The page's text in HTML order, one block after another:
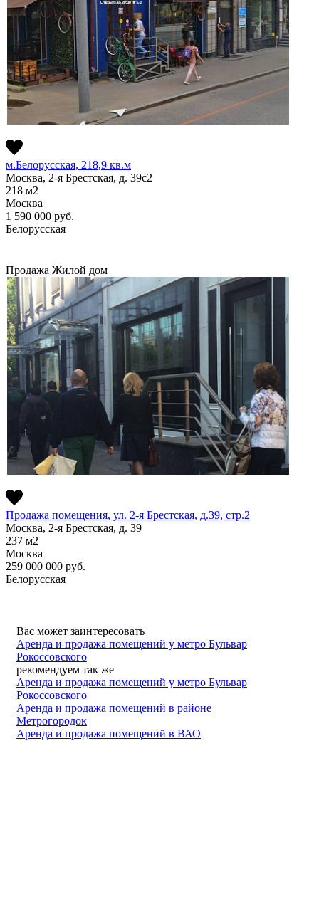
м.Белорусская, 218,9 кв.м
Москва, 2-я Брестская, д. 39с2
218 м2
Москва
1 590 000 руб.
Белорусская
Продажа Жилой дом
Продажа помещения, ул. 2-я Брестская, д.39, стр.2
Москва, 2-я Брестская, д. 39
237 м2
Москва
259 000 000 руб.
Белорусская
Вас может заинтересовать
Аренда и продажа помещений у метро Бульвар
Рокоссовского
рекомендуем так же
Аренда и продажа помещений у метро Бульвар
Рокоссовского
Аренда и продажа помещений в районе
Метрогородок
Аренда и продажа помещений в ВАО